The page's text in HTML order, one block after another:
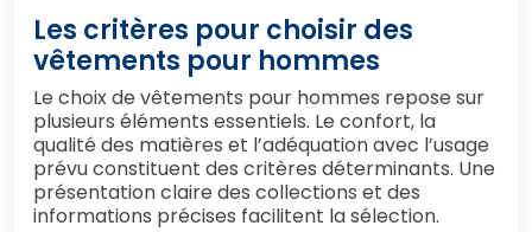
Les critères pour choisir des
vêtements pour hommes
Le choix de vêtements pour hommes repose sur
plusieurs éléments essentiels. Le confort, la
qualité des matières et l’adéquation avec l’usage
prévu constituent des critères déterminants. Une
présentation claire des collections et des
informations précises facilitent la sélection.